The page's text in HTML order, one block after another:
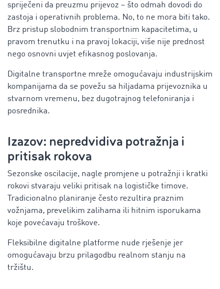
spriječeni da preuzmu prijevoz – što odmah dovodi do
zastoja i operativnih problema. No, to ne mora biti tako.
Brz pristup slobodnim transportnim kapacitetima, u
pravom trenutku i na pravoj lokaciji, više nije prednost
nego osnovni uvjet efikasnog poslovanja.
Digitalne transportne mreže omogućavaju industrijskim
kompanijama da se povežu sa hiljadama prijevoznika u
stvarnom vremenu, bez dugotrajnog telefoniranja i
posrednika.
Izazov: nepredvidiva potražnja i
pritisak rokova
Sezonske oscilacije, nagle promjene u potražnji i kratki
rokovi stvaraju veliki pritisak na logističke timove.
Tradicionalno planiranje često rezultira praznim
vožnjama, prevelikim zalihama ili hitnim isporukama
koje povećavaju troškove.
Fleksibilne digitalne platforme nude rješenje jer
omogućavaju brzu prilagodbu realnom stanju na
tržištu.